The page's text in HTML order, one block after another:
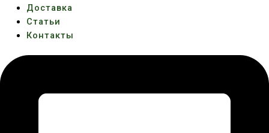
Доставка
Статьи
Контакты